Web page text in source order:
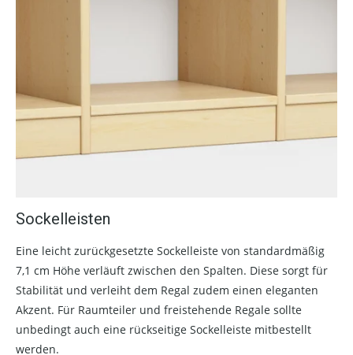
Sockelleisten
Eine leicht zurückgesetzte Sockelleiste von standardmäßig
7,1 cm Höhe verläuft zwischen den Spalten. Diese sorgt für
Stabilität und verleiht dem Regal zudem einen eleganten
Akzent. Für Raumteiler und freistehende Regale sollte
unbedingt auch eine rückseitige Sockelleiste mitbestellt
werden.